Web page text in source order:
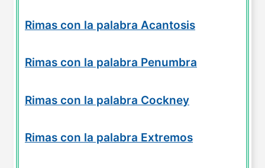
Rimas con la palabra Acantosis
Rimas con la palabra Penumbra
Rimas con la palabra Cockney
Rimas con la palabra Extremos